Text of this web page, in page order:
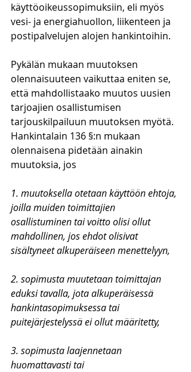
käyttöoikeussopimuksiin, eli myös
vesi- ja energiahuollon, liikenteen ja
postipalvelujen alojen hankintoihin.
Pykälän mukaan muutoksen
olennaisuuteen vaikuttaa eniten se,
että mahdollistaako muutos uusien
tarjoajien osallistumisen
tarjouskilpailuun muutoksen myötä.
Hankintalain 136 §:n mukaan
olennaisena pidetään ainakin
muutoksia, jos
1. muutoksella otetaan käyttöön ehtoja,
joilla muiden toimittajien
osallistuminen tai voitto olisi ollut
mahdollinen, jos ehdot olisivat
sisältyneet alkuperäiseen menettelyyn,
2. sopimusta muutetaan toimittajan
eduksi tavalla, jota alkuperäisessä
hankintasopimuksessa tai
puitejärjestelyssä ei ollut määritetty,
3. sopimusta laajennetaan
huomattavasti tai